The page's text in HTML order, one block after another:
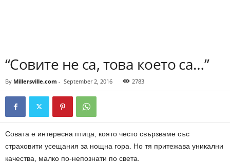
“Совите не са, това което са…”
By Millersville.com - September 2, 2016 2783
Совата е интересна птица, която често свързваме със
страховити усещания за нощна гора. Но тя притежава уникални
качества, малко по-непознати по света.